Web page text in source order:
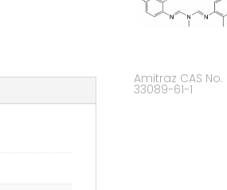
Amitraz CAS No.
33089-61-1